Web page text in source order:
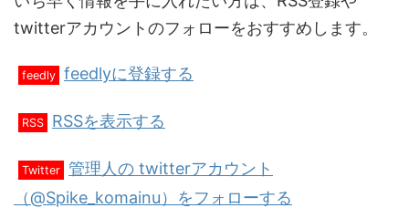
twitterアカウントのフォローをおすすめします。
feedly feedlyに登録する
RSS RSSを表示する
Twitter 管理人の twitterアカウント
（@Spike_komainu）をフォローする